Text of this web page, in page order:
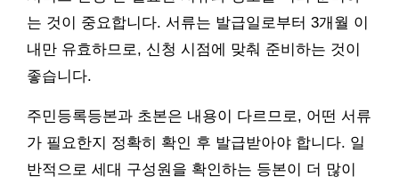
는 것이 중요합니다. 서류는 발급일로부터 3개월 이
내만 유효하므로, 신청 시점에 맞춰 준비하는 것이
좋습니다.
주민등록등본과 초본은 내용이 다르므로, 어떤 서류
가 필요한지 정확히 확인 후 발급받아야 합니다. 일
반적으로 세대 구성원을 확인하는 등본이 더 많이